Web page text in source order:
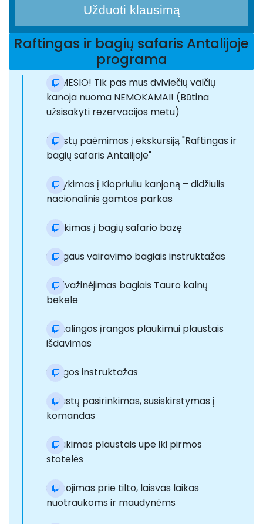
Užduoti klausimą
Raftingas ir bagių safaris Antalijoje
programa
DĖMESIO! Tik pas mus dviviečių valčių
kanoja nuoma NEMOKAMAI! (Būtina
užsisakyti rezervacijos metu)
Turistų paėmimas į ekskursiją "Raftingas ir
bagių safaris Antalijoje"
Atvykimas į Kiopriuliu kanjoną – didžiulis
nacionalinis gamtos parkas
Išvykimas į bagių safario bazę
Saugaus vairavimo bagiais instruktažas
Pasivažinėjimas bagiais Tauro kalnų
bekele
Reikalingos įrangos plaukimui plaustais
išdavimas
Saugos instruktažas
Plaustų pasirinkimas, susiskirstymas į
komandas
Plaukimas plaustais upe iki pirmos
stotelės
Sustojimas prie tilto, laisvas laikas
nuotraukoms ir maudynėms